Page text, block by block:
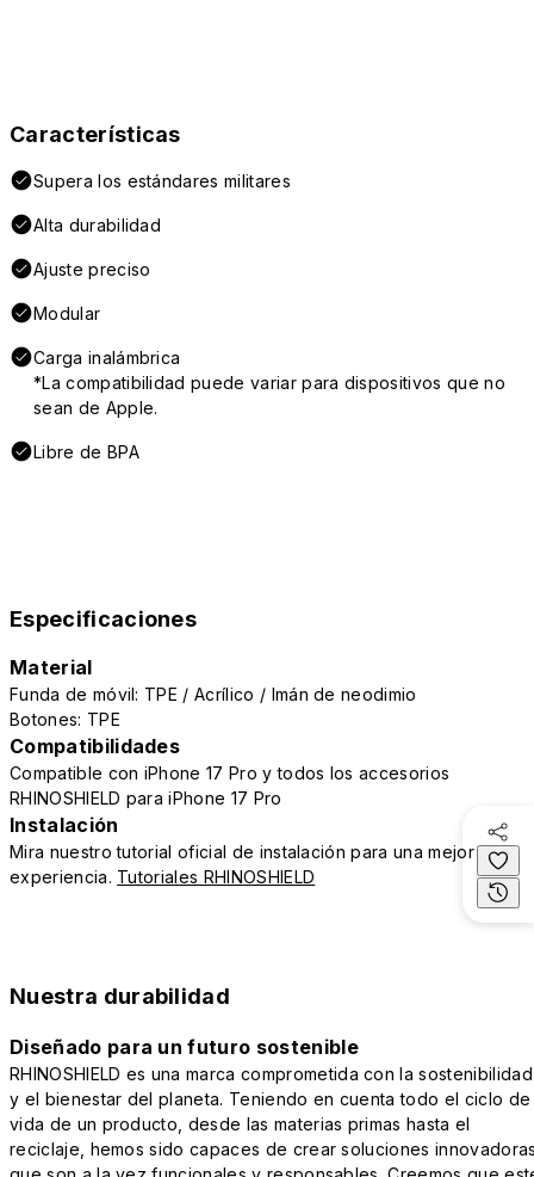
Características
Supera los estándares militares
Alta durabilidad
Ajuste preciso
Modular
Carga inalámbrica
*La compatibilidad puede variar para dispositivos que no
sean de Apple.
Libre de BPA
Especificaciones
Material
Funda de móvil: TPE / Acrílico / Imán de neodimio
Botones: TPE
Compatibilidades
Compatible con iPhone 17 Pro y todos los accesorios
RHINOSHIELD para iPhone 17 Pro
Instalación
Mira nuestro tutorial oficial de instalación para una mejor
experiencia. Tutoriales RHINOSHIELD
Nuestra durabilidad
Diseñado para un futuro sostenible
RHINOSHIELD es una marca comprometida con la sostenibilidad
y el bienestar del planeta. Teniendo en cuenta todo el ciclo de
vida de un producto, desde las materias primas hasta el
reciclaje, hemos sido capaces de crear soluciones